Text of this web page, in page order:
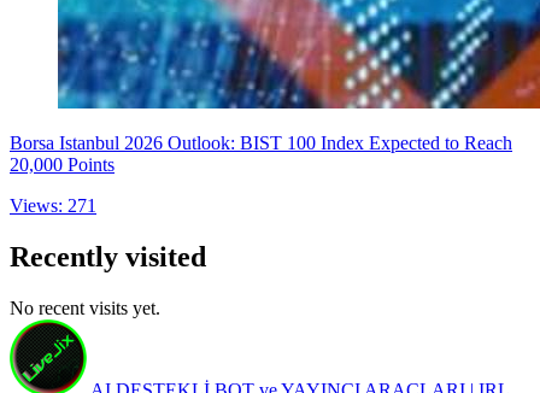
Borsa Istanbul 2026 Outlook: BIST 100 Index Expected to Reach
20,000 Points
Views: 271
Recently visited
No recent visits yet.